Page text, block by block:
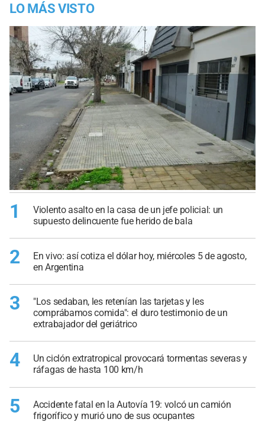
LO MÁS VISTO
1
Violento asalto en la casa de un jefe policial: un
supuesto delincuente fue herido de bala
2
En vivo: así cotiza el dólar hoy, miércoles 5 de agosto,
en Argentina
3
"Los sedaban, les retenían las tarjetas y les
comprábamos comida": el duro testimonio de un
extrabajador del geriátrico
4
Un ciclón extratropical provocará tormentas severas y
ráfagas de hasta 100 km/h
5
Accidente fatal en la Autovía 19: volcó un camión
frigorífico y murió uno de sus ocupantes